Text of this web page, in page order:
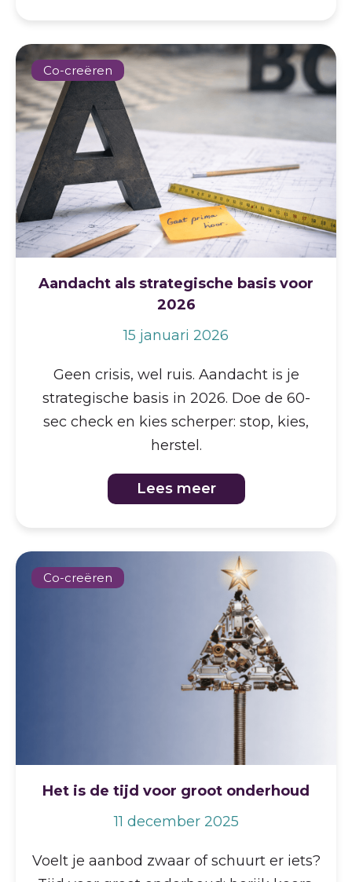
Co-creëren
Aandacht als strategische basis voor
2026
15 januari 2026
Geen crisis, wel ruis. Aandacht is je
strategische basis in 2026. Doe de 60-
sec check en kies scherper: stop, kies,
herstel.
Lees meer
Co-creëren
Het is de tijd voor groot onderhoud
11 december 2025
Voelt je aanbod zwaar of schuurt er iets?